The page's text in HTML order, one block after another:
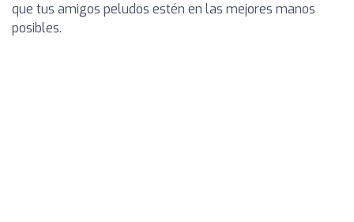
que tus amigos peludos estén en las mejores manos
posibles.